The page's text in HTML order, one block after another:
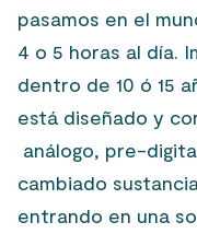
pasamos en el
4 o 5 horas al día.
dentro de 10 ó 15
está diseñado y
análogo, pre-
cambiado
entrando en una